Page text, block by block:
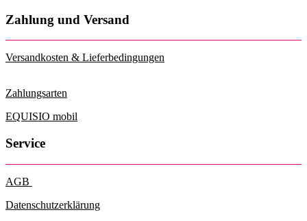
Zahlung und Versand
Versandkosten & Lieferbedingungen
Zahlungsarten
EQUISIO mobil
Service
AGB
Datenschutzerklärung